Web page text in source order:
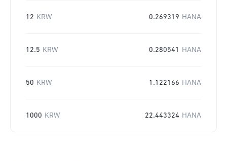
12 KRW 0.269319 HANA
12.5 KRW 0.280541 HANA
50 KRW 1.122166 HANA
1000 KRW 22.443324 HANA